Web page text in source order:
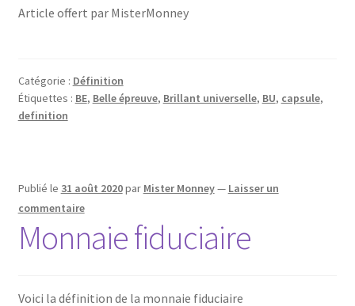
Article offert par MisterMonney
Catégorie : Définition
Étiquettes : BE, Belle épreuve, Brillant universelle, BU, capsule,
definition
Publié le 31 août 2020par Mister Monney— Laisser un
commentaire
Monnaie fiduciaire
Voici la définition de la monnaie fiduciaire